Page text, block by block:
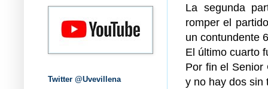
La segunda
romper el
un contundente
El último cuarto
Por fin el Senior
y no hay dos sin
Twitter @Uvevillena